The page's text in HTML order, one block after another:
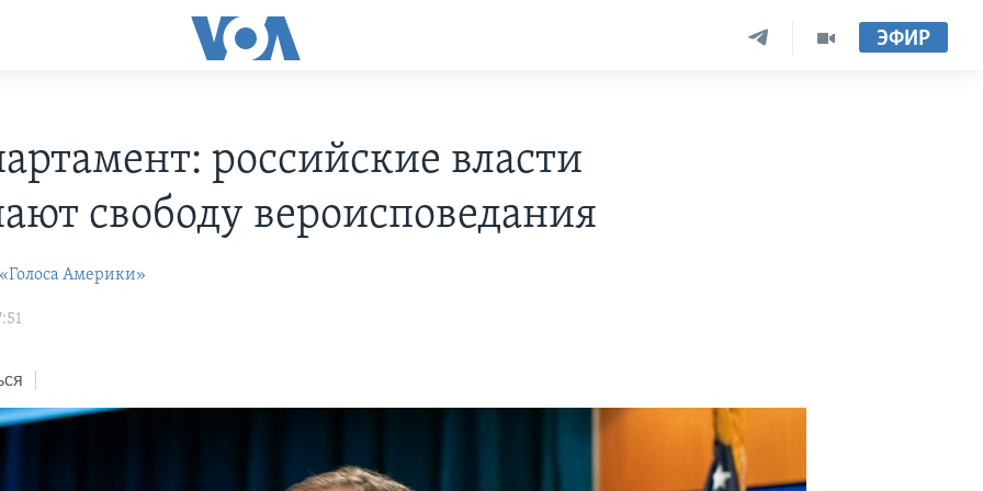
ЭФИР
российские власти
свободу вероисповедания
Америки»